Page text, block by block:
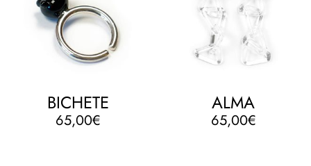
BICHETE
65,00€
ALMA
65,00€